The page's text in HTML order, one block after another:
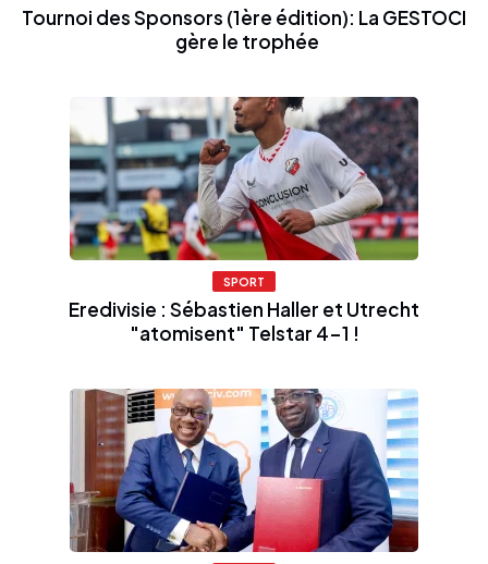
Tournoi des Sponsors (1ère édition): La GESTOCI
gère le trophée
SPORT
Eredivisie : Sébastien Haller et Utrecht
"atomisent" Telstar 4-1 !